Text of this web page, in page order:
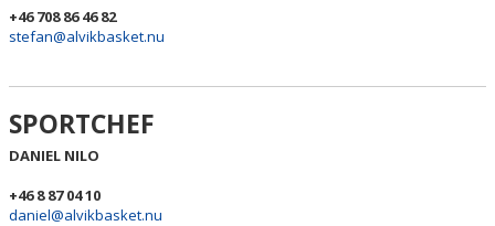
+46 708 86 46 82
stefan@alvikbasket.nu
SPORTCHEF
DANIEL NILO
+46 8 87 04 10
daniel@alvikbasket.nu